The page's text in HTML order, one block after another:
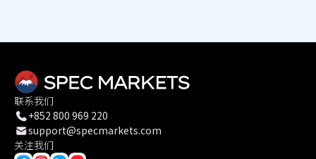
联系我们
+852 800 969 220
support@specmarkets.com
关注我们